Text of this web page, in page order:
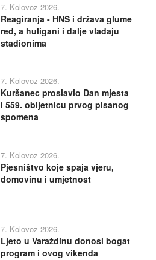
7. Kolovoz 2026.
Reagiranja - HNS i država glume
red, a huligani i dalje vladaju
stadionima
7. Kolovoz 2026.
Kuršanec proslavio Dan mjesta
i 559. obljetnicu prvog pisanog
spomena
7. Kolovoz 2026.
Pjesništvo koje spaja vjeru,
domovinu i umjetnost
7. Kolovoz 2026.
Ljeto u Varaždinu donosi bogat
program i ovog vikenda